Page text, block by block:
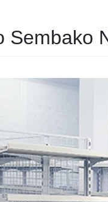
Sembako